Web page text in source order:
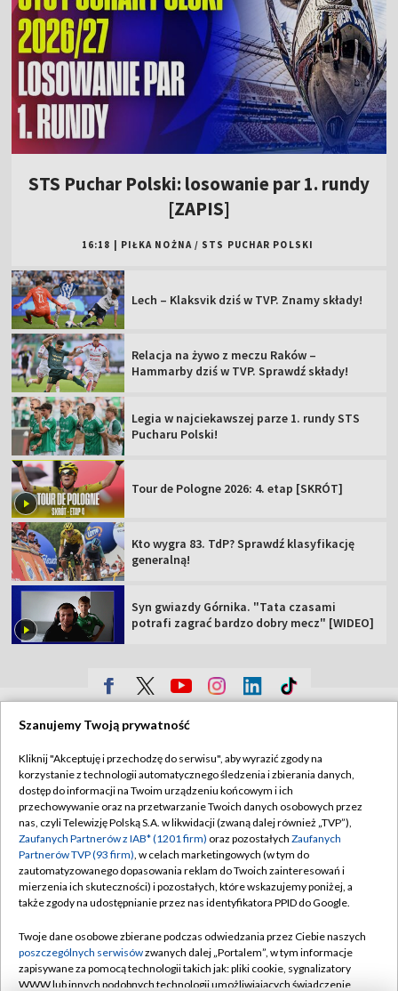
STS Puchar Polski: losowanie par 1. rundy
[ZAPIS]
16:18 PIŁKA NOŻNA / STS PUCHAR POLSKI
Lech – Klaksvik dziś w TVP. Znamy składy!
Relacja na żywo z meczu Raków –
Hammarby dziś w TVP. Sprawdź składy!
Legia w najciekawszej parze 1. rundy STS
Pucharu Polski!
Tour de Pologne 2026: 4. etap [SKRÓT]
Kto wygra 83. TdP? Sprawdź klasyfikację
generalną!
Syn gwiazdy Górnika. "Tata czasami
potrafi zagrać bardzo dobry mecz" [WIDEO]
Sklep TVP
Biuro Reklamy
Oferta Handlowa
Telegazeta ogłoszenia
Emisja w TVP
Ogłoszenia przetargowe
Akademia Telewizyjna
Polityka prywatności
Moje zgody
Biuro reklamy
Kontakt
©2026 Telewizja Polska Spółka Akcyjna w likwidacji
Szanujemy Twoją prywatność
Kliknij "Akceptuję i przechodzę do serwisu", aby wyrazić zgody na
korzystanie z technologii automatycznego śledzenia i zbierania danych,
dostęp do informacji na Twoim urządzeniu końcowym i ich
przechowywanie oraz na przetwarzanie Twoich danych osobowych przez
nas, czyli Telewizję Polską S.A. w likwidacji (zwaną dalej również „TVP”),
Zaufanych Partnerów z IAB* (1201 firm) oraz pozostałych Zaufanych
Partnerów TVP (93 firm), w celach marketingowych (w tym do
zautomatyzowanego dopasowania reklam do Twoich zainteresowań i
mierzenia ich skuteczności) i pozostałych, które wskazujemy poniżej, a
także zgody na udostępnianie przez nas identyfikatora PPID do Google.
Twoje dane osobowe zbierane podczas odwiedzania przez Ciebie naszych
poszczególnych serwisówzwanych dalej „Portalem”, w tym informacje
zapisywane za pomocą technologii takich jak: pliki cookie, sygnalizatory
WWW lub innych podobnych technologii umożliwiających świadczenie